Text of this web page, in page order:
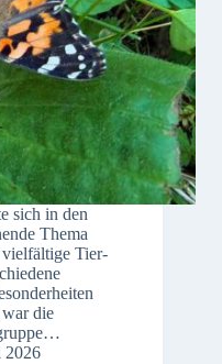
sich in den
Thema
Tier-
die
2026